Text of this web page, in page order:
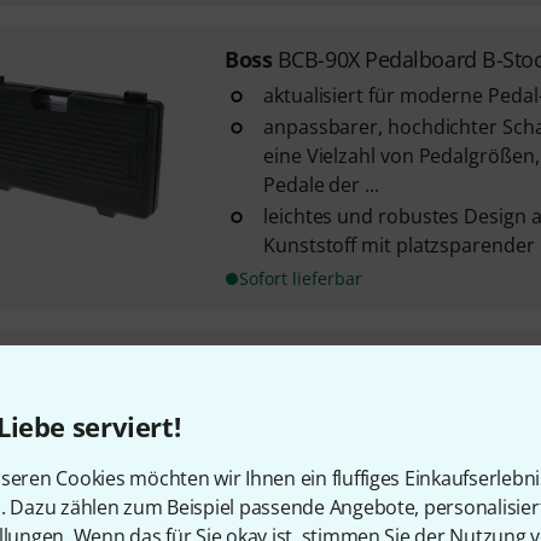
serviert!
Cookies möchten wir Ihnen ein fluffiges
Dazu zählen zum Beispiel passende Angebote,
Boss BCB-90X Pedalboard B-
aktualisiert für moderne
anpassbarer, hochdichter
eine Vielzahl von
Pedale der ...
leichtes und robustes Design
Kunststoff mit platzsparender
Sofort lieferbar
Pedale der ...
leichtes und robustes Design